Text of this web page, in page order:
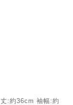
:約36cm 袖幅:約